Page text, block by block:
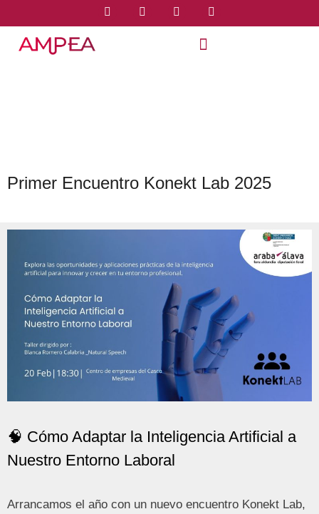
Primer Encuentro Konekt Lab 2025
🧠 Cómo Adaptar la Inteligencia Artificial a
Nuestro Entorno Laboral
Arrancamos el año con un nuevo encuentro Konekt Lab,